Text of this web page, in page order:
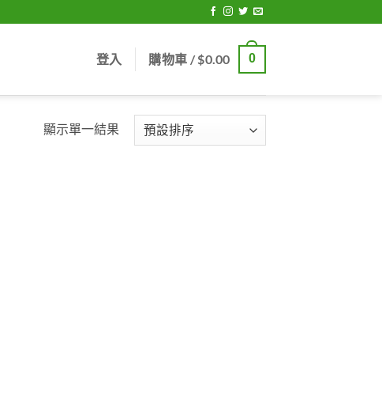
登入 購物車 /$0.00 0
顯示單一結果